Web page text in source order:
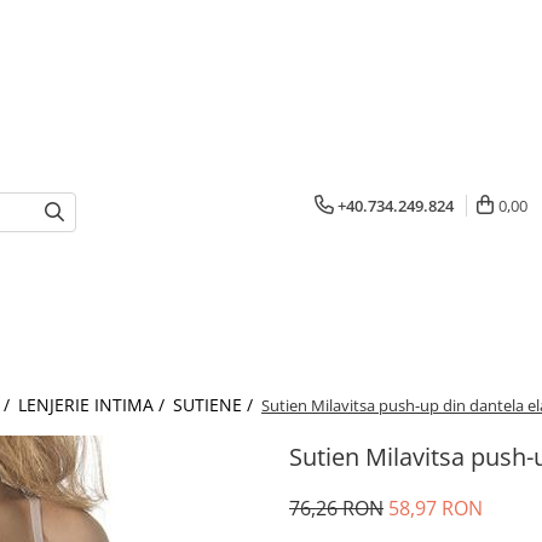
+40.734.249.824 0,00
/ LENJERIE INTIMA / SUTIENE / Sutien Milavitsa push-up din dantela
Sutien Milavitsa
76,26 RON 58,97 RON